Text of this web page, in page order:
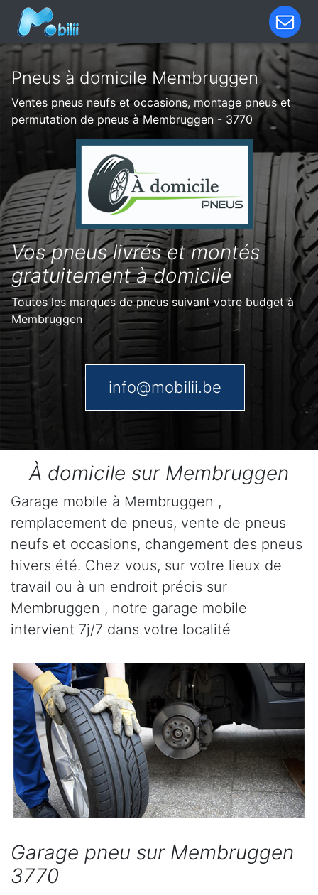
Pneus à domicile Membruggen
Ventes pneus neufs et occasions, montage pneus et
permutation de pneus à Membruggen - 3770
Vos pneus livrés et montés
gratuitement à domicile
Toutes les marques de pneus suivant votre budget à
Membruggen
info@mobilii.be
À domicile sur Membruggen
Garage mobile à Membruggen ,
remplacement de pneus, vente de pneus
neufs et occasions, changement des pneus
hivers été. Chez vous, sur votre lieux de
travail ou à un endroit précis sur
Membruggen , notre garage mobile
intervient 7j/7 dans votre localité
Garage pneu sur Membruggen
3770